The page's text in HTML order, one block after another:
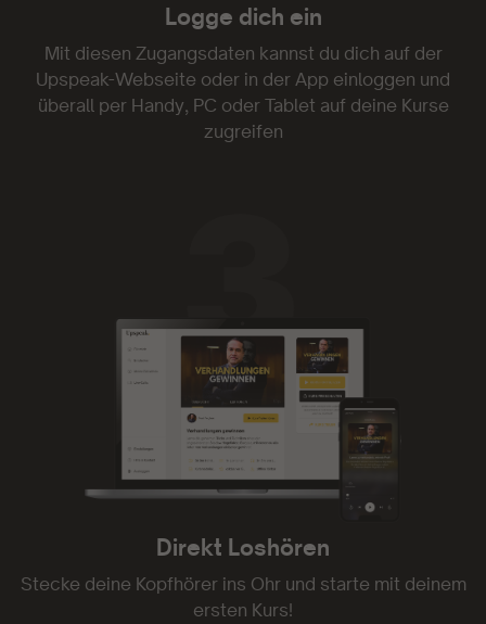
Danke!
Genau was ich gesucht und endlich gefunden
habe. Danke!
Logge dich ein
Mit diesen Zugangsdaten kannst du dich auf der
Upspeak-Webseite oder in der App einloggen und
überall per Handy, PC oder Tablet auf deine Kurse
zugreifen
Direkt Loshören
Stecke deine Kopfhörer ins Ohr und starte mit deinem
ersten Kurs!